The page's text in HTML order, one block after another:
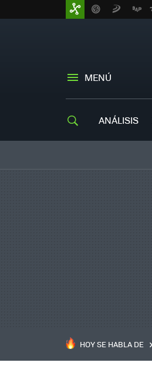
MENÚ
ANÁLISIS
HOY SE HABLA DE